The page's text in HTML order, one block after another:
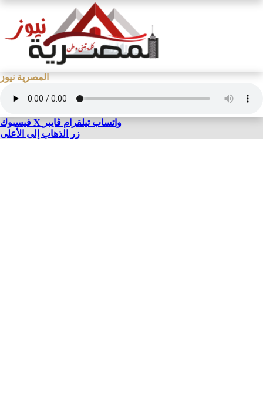
المصرية نيوز
فيسبوك X واتساب تيلقرام ڤايبر
زر الذهاب إلى الأعلى